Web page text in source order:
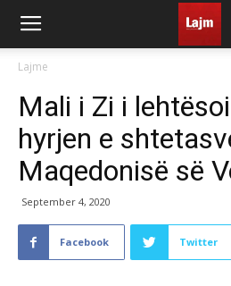
Lajme
Mali i Zi i
hyrjen e
Maqedonisë së
September 4, 2020
Facebook Twitter